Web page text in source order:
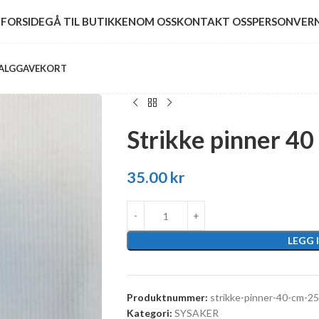
FORSIDEGÅ TIL BUTIKKENOM OSSKONTAKT OSS
GAVEKORT
Strikke pinner 40
35.00kr
LEGG
Produktnummer: strikke-pinner-40-cm-
Kategori: SYSAKER